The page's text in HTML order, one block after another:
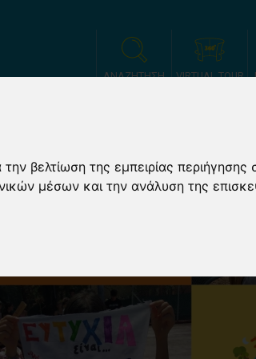
βελτίωση της εμπειρίας
μέσων και την ανάλυση της
ΑΝΑΖΗΤΗΣΗ VIRTUAL TOUR
ΦΟΡΕΙΣ ΔΗΜΟΣΙΟΥ ΕΤΑΙΡΙΕΣ